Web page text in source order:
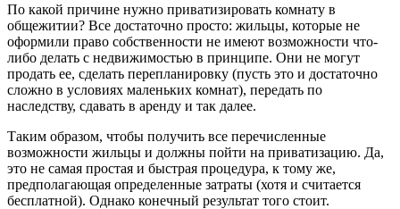
По какой причине нужно приватизировать комнату в
общежитии? Все достаточно просто: жильцы, которые не
оформили право собственности не имеют возможности что-
либо делать с недвижимостью в принципе. Они не могут
продать ее, сделать перепланировку (пусть это и достаточно
сложно в условиях маленьких комнат), передать по
наследству, сдавать в аренду и так далее.
Таким образом, чтобы получить все перечисленные
возможности жильцы и должны пойти на приватизацию. Да,
это не самая простая и быстрая процедура, к тому же,
предполагающая определенные затраты (хотя и считается
бесплатной). Однако конечный результат того стоит.